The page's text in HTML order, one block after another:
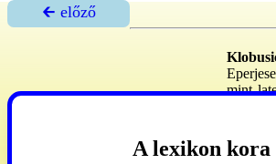
🡰 előző
mint
20:
1754:
A lexikon kora